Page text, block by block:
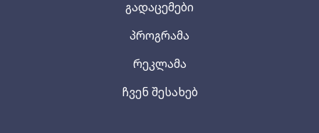
გადაცემები
პროგრამა
რეკლამა
ჩვენ შესახებ